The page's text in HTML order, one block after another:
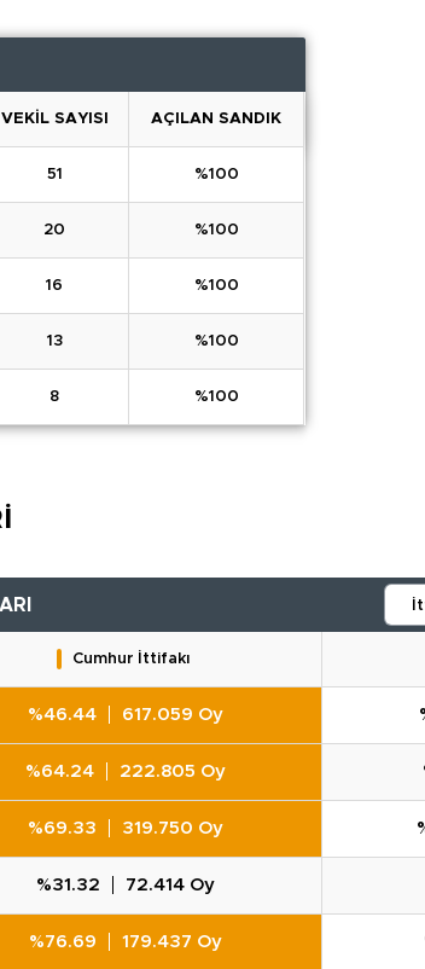
VEKİL SAYISI AÇILAN SANDIK
51 %100
20 %100
16 %100
13 %100
8 %100
Cumhur İttifakı
%46.44 617.059 Oy
%64.24 222.805 Oy
%69.33 319.750 Oy
%31.32 72.414 Oy
%76.69 179.437 Oy